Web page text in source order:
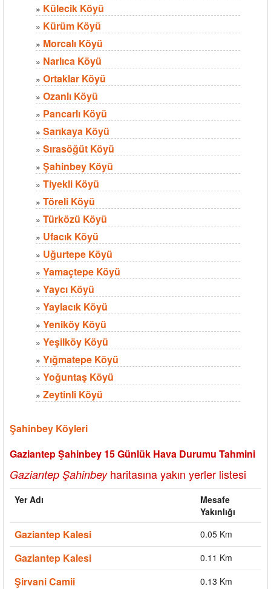
» Külecik Köyü
» Kürüm Köyü
» Morcalı Köyü
» Narlıca Köyü
» Ortaklar Köyü
» Ozanlı Köyü
» Pancarlı Köyü
» Sarıkaya Köyü
» Sırasöğüt Köyü
» Şahinbey Köyü
» Tiyekli Köyü
» Töreli Köyü
» Türközü Köyü
» Ufacık Köyü
» Uğurtepe Köyü
» Yamaçtepe Köyü
» Yaycı Köyü
» Yaylacık Köyü
» Yeniköy Köyü
» Yeşilköy Köyü
» Yığmatepe Köyü
» Yoğuntaş Köyü
» Zeytinli Köyü
Şahinbey Köyleri
Gaziantep Şahinbey 15 Günlük Hava Durumu Tahmini
Gaziantep Şahinbeyharitasına yakın yerler listesi
Yer Adı
Mesafe
Yakınlığı
Gaziantep Kalesi 0.05 Km
Gaziantep Kalesi 0.11 Km
Şirvani Camii 0.13 Km